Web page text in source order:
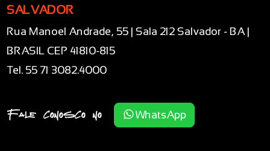
SALVADOR
Rua Manoel Andrade, 55 | Sala 212 Salvador - BA |
BRASIL CEP 41810-815
Tel. 55 71 3082.4000
Fale conosco no WhatsApp